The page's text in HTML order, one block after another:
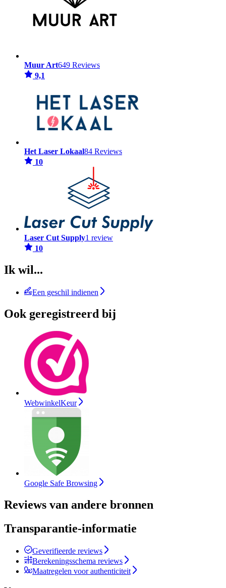
Muur Art649 Reviews
9,1
Het Laser Lokaal84 Reviews
10
Laser Cut Supply1 review
10
Ik wil...
Een geschil indienen
Ook geregistreerd bij
WebwinkelKeur
Google Safe Browsing
Reviews van andere bronnen
Transparantie-informatie
Geverifieerde reviews
Berekeningsschema reviews
Maatregelen voor authenticiteit